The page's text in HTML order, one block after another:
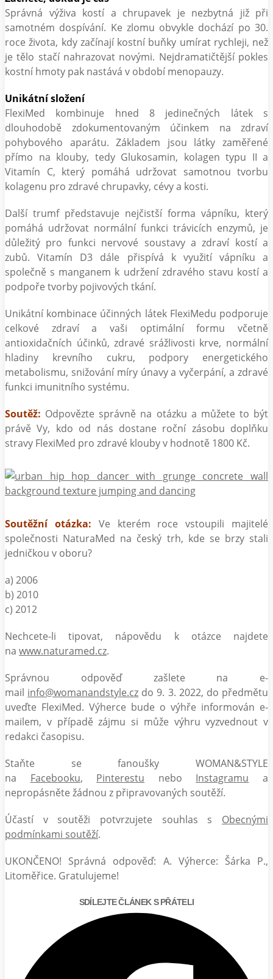
Správná výživa kostí a chrupavek je nezbytná již při
samotném dospívání. Ke zlomu obvykle dochází po 30.
roce života, kdy začínají kostní buňky umírat rychleji, než
je tělo stačí nahrazovat novými. Nejdramatičtější pokles
kostní hmoty pak nastává v období menopauzy.
Unikátní složení
FlexiMed kombinuje hned 8 jedinečných látek s
dlouhodobě zdokumentovaným účinkem na zdraví
pohybového aparátu. Základem jsou látky zaměřené
přímo na klouby, tedy Glukosamin, kolagen typu II a
Vitamín C, který pomáhá udržovat samotnou tvorbu
kolagenu pro zdravé chrupavky, cévy a kosti.
Další trumf představuje nejčistší forma vápníku, který
pomáhá udržovat normální funkci trávicích enzymů, je
důležitý pro funkci nervové soustavy a zdraví kostí a
zubů. Vitamín D3 dále přispívá k využití vápníku a
společně s manganem k udržení zdravého stavu kostí a
podpoře tvorby pojivových tkání.
Unikátní kombinace účinných látek FlexiMedu podporuje
celkové zdraví a vaši optimální formu včetně
antioxidačních účinků, zdravé srážlivosti krve, normální
hladiny krevního cukru, podpory energetického
metabolismu, snižování míry únavy a vyčerpání, a zdravé
funkci imunitního systému.
Soutěž: Odpovězte správně na otázku a můžete to být
právě Vy, kdo od nás dostane roční zásobu doplňku
stravy FlexiMed pro zdravé klouby v hodnotě 1800 Kč.
Soutěžní otázka: Ve kterém roce vstoupili majitelé
společnosti NaturaMed na český trh, kde se brzy stali
jedničkou v oboru?
a) 2006
b) 2010
c) 2012
Nechcete-li tipovat, nápovědu k otázce najdete
na www.naturamed.cz.
Správnou odpověď zašlete na e-
mail info@womanandstyle.cz do 9. 3. 2022, do předmětu
uveďte FlexiMed. Výherce bude o výhře informován e-
mailem, v případě zájmu si může výhru vyzvednout v
redakci časopisu.
Staňte se fanoušky WOMAN&STYLE
na Facebooku, Pinterestu nebo Instagramu a
nepropásněte žádnou z připravovaných soutěží.
Účastí v soutěži potvrzujete souhlas s Obecnými
podmínkami soutěží.
UKONČENO! Správná odpověď: A. Výherce: Šárka P.,
Litoměřice. Gratulujeme!
SDÍLEJTE ČLÁNEK S PŘÁTELI